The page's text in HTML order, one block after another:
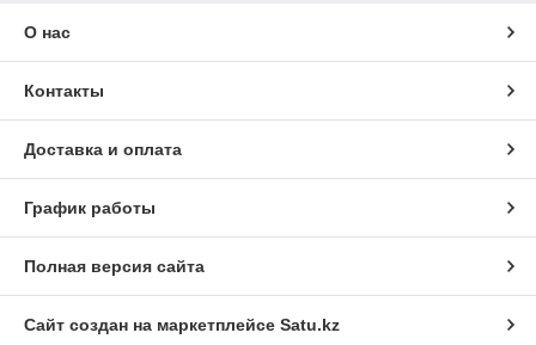
О нас
Контакты
Доставка и оплата
График работы
Полная версия сайта
Сайт создан на маркетплейсе Satu.kz